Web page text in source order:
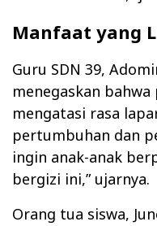
Manfaat yang
Guru SDN 39,
menegaskan
mengatasi rasa
pertumbuhan dan
ingin anak-anak
bergizi ini,” ujarnya.
Orang tua siswa,